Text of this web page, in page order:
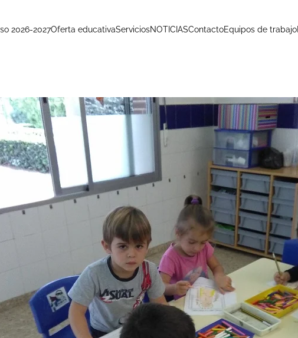
2026-2027Oferta educativaServiciosNOTICIASContactoEquipos de trabajo